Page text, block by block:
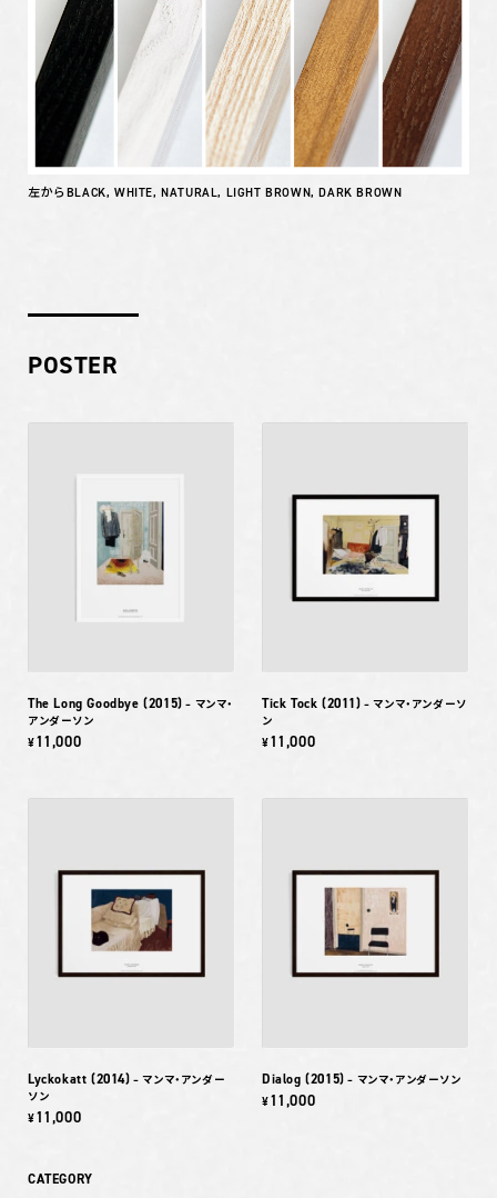
左からBLACK, WHITE, NATURAL, LIGHT BROWN, DARK BROWN
POSTER
The Long Goodbye (2015) – マンマ・
アンダーソン
¥11,000
Tick Tock (2011) – マンマ・アンダーソ
ン
¥11,000
Lyckokatt (2014) – マンマ・アンダー
ソン
¥11,000
Dialog (2015) – マンマ・アンダーソン
¥11,000
CATEGORY